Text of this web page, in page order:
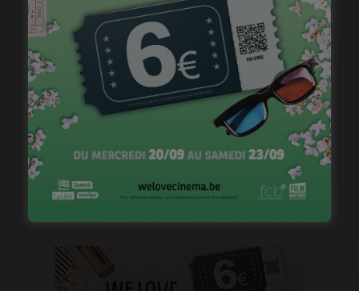
Fantine Harduin, héroïne de « Prométhée »
janvier 11, 2023